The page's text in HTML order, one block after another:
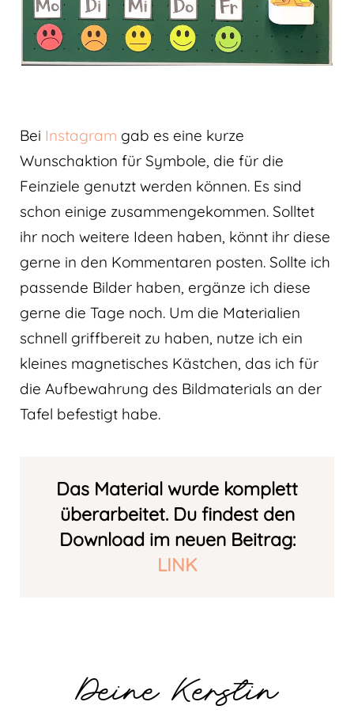
Bei Instagram gab es eine kurze
Wunschaktion für Symbole, die für die
Feinziele genutzt werden können. Es sind
schon einige zusammengekommen. Solltet
ihr noch weitere Ideen haben, könnt ihr diese
gerne in den Kommentaren posten. Sollte ich
passende Bilder haben, ergänze ich diese
gerne die Tage noch. Um die Materialien
schnell griffbereit zu haben, nutze ich ein
kleines magnetisches Kästchen, das ich für
die Aufbewahrung des Bildmaterials an der
Tafel befestigt habe.
Das Material wurde komplett
überarbeitet. Du findest den
Download im neuen Beitrag:
LINK
Deine Kerstin